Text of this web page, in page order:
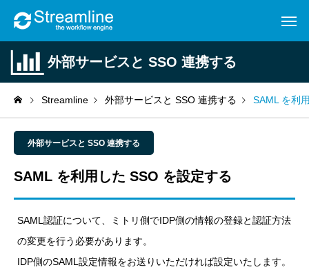
外部サービスと SSO 連携する
Streamline 外部サービスと SSO 連携する SAML を利
外部サービスと SSO 連携する
SAML を利用した SSO を設定する
SAML認証について、ミトリ側でIDP側の情報の登録と認証方法
の変更を行う必要があります。
IDP側のSAML設定情報をお送りいただければ設定いたします。